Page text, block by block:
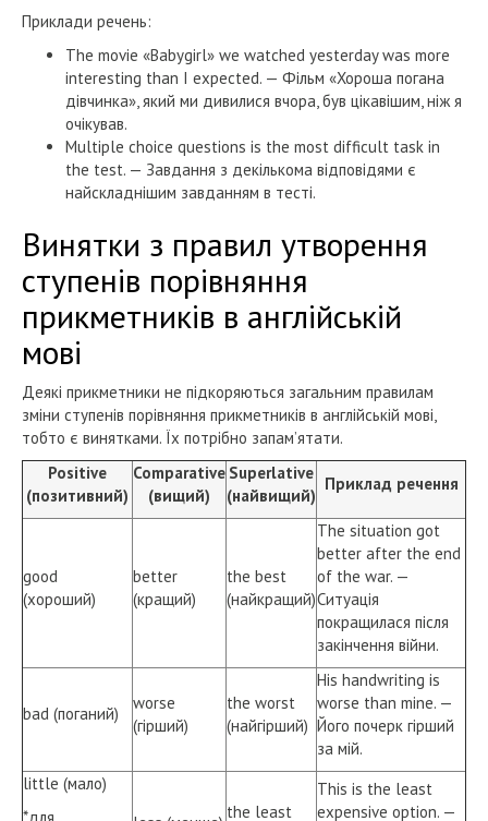
Приклади речень:
The movie «Babygirl» we watched yesterday was more
interesting than I expected. — Фільм «Хороша погана
дівчинка», який ми дивилися вчора, був цікавішим, ніж я
очікував.
Multiple choice questions is the most difficult task in
the test. — Завдання з декількома відповідями є
найскладнішим завданням в тесті.
Винятки з правил утворення
ступенів порівняння
прикметників в англійській
мові
Деякі прикметники не підкоряються загальним правилам
зміни ступенів порівняння прикметників в англійській мові,
тобто є винятками. Їх потрібно запам’ятати.
Positive
(позитивний)
Comparative
(вищий)
Superlative
(найвищий)
Приклад речення
good
(хороший)
better
(кращий)
the best
(найкращий)
The situation got
better after the end
of the war. —
Ситуація
покращилася після
закінчення війни.
bad (поганий)
worse
(гірший)
the worst
(найгірший)
His handwriting is
worse than mine. —
Його почерк гірший
за мій.
little (мало)
the least
This is the least
expensive option. —